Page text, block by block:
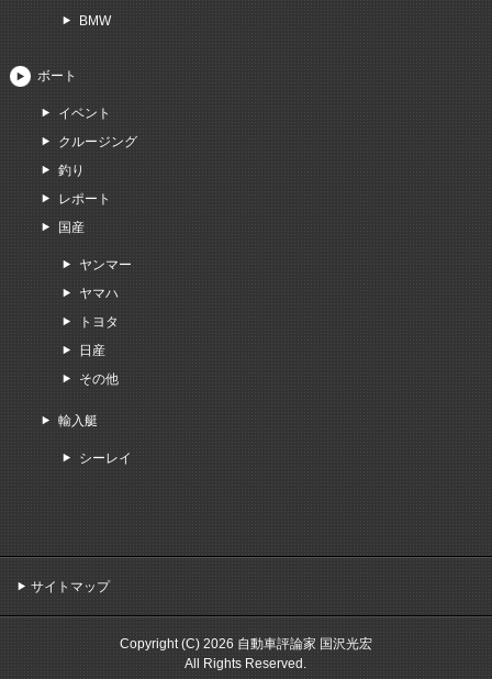
BMW
ボート
イベント
クルージング
釣り
レポート
国産
ヤンマー
ヤマハ
トヨタ
日産
その他
輸入艇
シーレイ
サイトマップ
Copyright (C) 2026 自動車評論家 国沢光宏
All Rights Reserved.